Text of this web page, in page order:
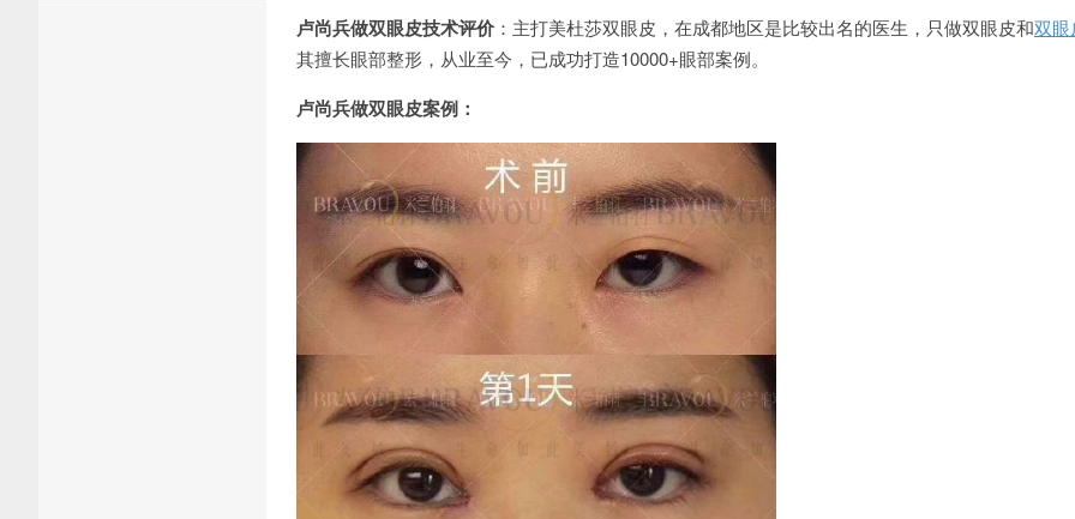
卢尚兵做双眼皮技术评价 ：主打美杜莎双眼皮，在成都地区是比较出名的医生，只做双眼皮和双眼
其擅长眼部整形，从业至今，已成功打造10000+眼部案例。
卢尚兵做双眼皮案例：